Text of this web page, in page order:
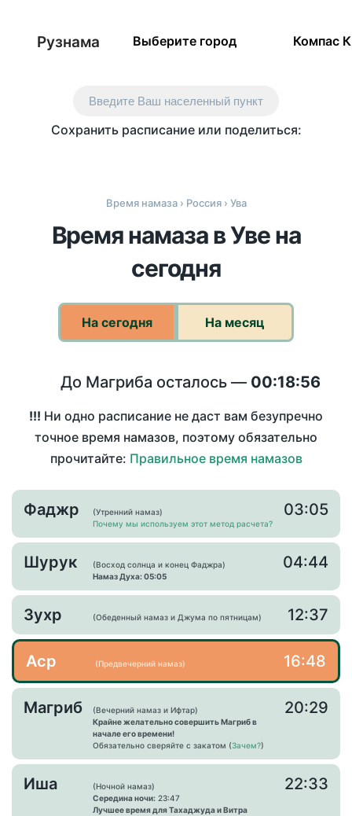
Рузнама Выберите город Компас
Введите Ваш населенный пункт
Сохранить расписание или поделиться:
Время намаза› Россия› Ува
Время намаза в Уве на
сегодня
На сегодня На месяц
До Магриба осталось — 00:18:56
!!! Ни одно расписание не даст вам безупречно
точное время намазов, поэтому обязательно
прочитайте: Правильное время намазов
Фаджр
(Утренний намаз)
Почему мы используем этот метод расчета?
03:05
Шурук
(Восход солнца и конец Фаджра)
Намаз Духа: 05:05
04:44
Зухр (Обеденный намаз и Джума по пятницам) 12:37
Аср (Предвечерний намаз) 16:48
Магриб
(Вечерний намаз и Ифтар)
Крайне желательно совершить Магриб в
начале его времени!
Обязательно сверяйте с закатом (Зачем?)
20:29
Иша
(Ночной намаз)
Середина ночи: 23:47
Лучшее время для Тахаджуда и Витра
22:33